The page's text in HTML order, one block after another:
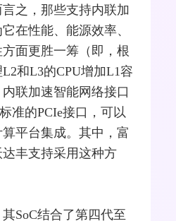
之，那些支持内联加
在性能、能源效率、
面更胜一筹（即，根
和L3的CPU增加L1容
联加速智能网络接口
准的PCIe接口，可以
平台集成。其中，富
丰支持采用这种方
SoC结合了第四代至